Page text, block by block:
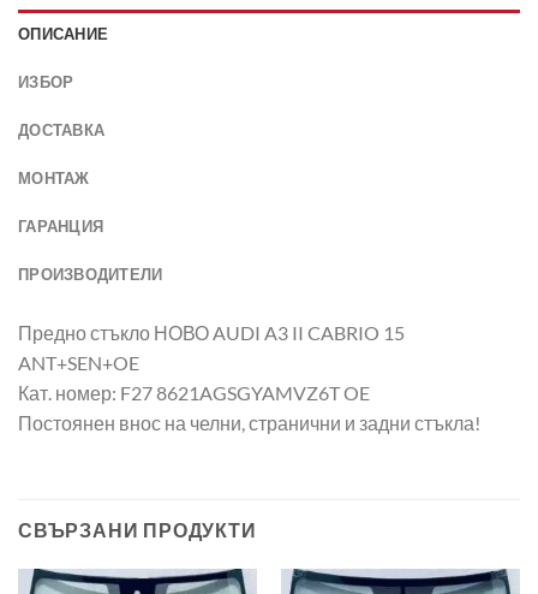
ОПИСАНИЕ
ИЗБОР
ДОСТАВКА
МОНТАЖ
ГАРАНЦИЯ
ПРОИЗВОДИТЕЛИ
Предно стъкло НОВО AUDI A3 II CABRIO 15
ANT+SEN+OE
Кат. номер: F27 8621AGSGYAMVZ6T OE
Постоянен внос на челни, странични и задни стъкла!
СВЪРЗАНИ ПРОДУКТИ